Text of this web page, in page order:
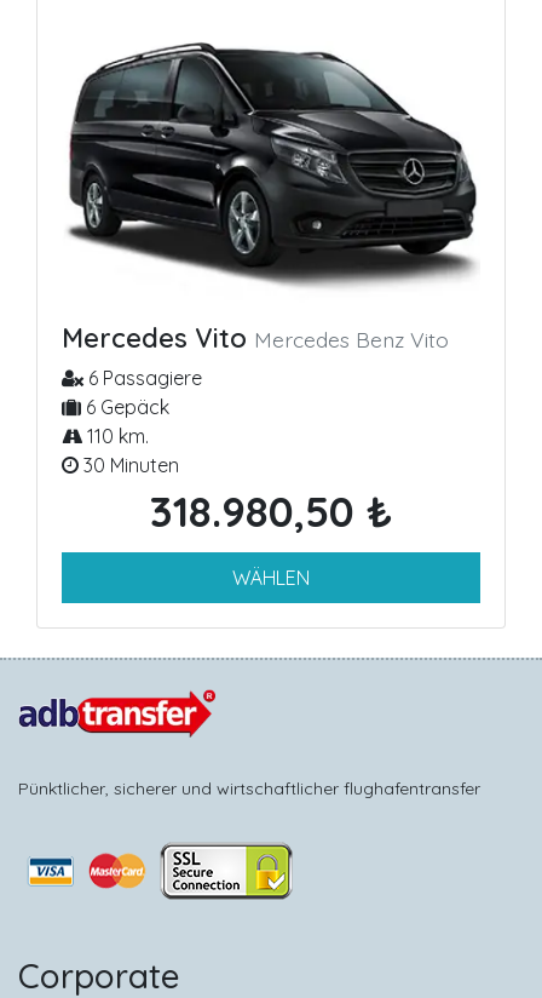
Mercedes Vito Mercedes Benz Vito
6 Passagiere
6 Gepäck
110 km.
30 Minuten
318.980,50 ₺
Pünktlicher, sicherer und wirtschaftlicher flughafentransfer
Corporate